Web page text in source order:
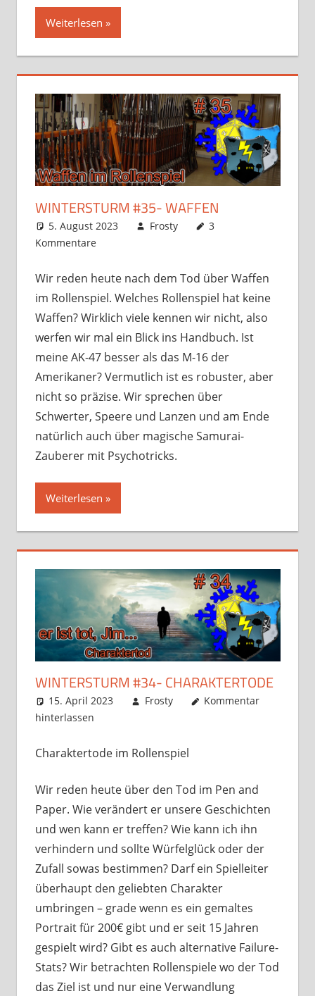
Weiterlesen
WINTERSTURM #35- WAFFEN
5. August 2023 Frosty
3
Kommentare
Wir reden heute nach dem Tod über Waffen
im Rollenspiel. Welches Rollenspiel hat keine
Waffen? Wirklich viele kennen wir nicht, also
werfen wir mal ein Blick ins Handbuch. Ist
meine AK-47 besser als das M-16 der
Amerikaner? Vermutlich ist es robuster, aber
nicht so präzise. Wir sprechen über
Schwerter, Speere und Lanzen und am Ende
natürlich auch über magische Samurai-
Zauberer mit Psychotricks.
Weiterlesen
WINTERSTURM #34- CHARAKTERTODE
15. April 2023 Frosty
Kommentar
hinterlassen
Charaktertode im Rollenspiel
Wir reden heute über den Tod im Pen and
Paper. Wie verändert er unsere Geschichten
und wen kann er treffen? Wie kann ich ihn
verhindern und sollte Würfelglück oder der
Zufall sowas bestimmen? Darf ein Spielleiter
überhaupt den geliebten Charakter
umbringen – grade wenn es ein gemaltes
Portrait für 200€ gibt und er seit 15 Jahren
gespielt wird? Gibt es auch alternative Failure-
Stats? Wir betrachten Rollenspiele wo der Tod
das Ziel ist und nur eine Verwandlung